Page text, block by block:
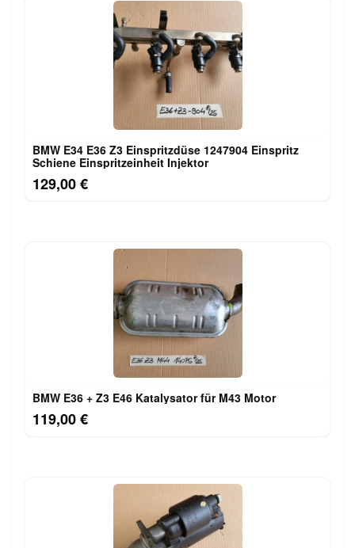
BMW E34 E36 Z3 Einspritzdüse 1247904 Einspritz
Schiene Einspritzeinheit Injektor
129,00 €
BMW E36 + Z3 E46 Katalysator für M43 Motor
119,00 €